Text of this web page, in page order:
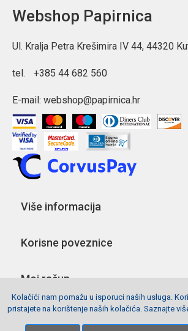
Webshop Papirnica
Ul. Kralja Petra Krešimira IV 44, 44320
tel. +385 44 682 560
E-mail: webshop@papirnica.hr
Više informacija
Korisne poveznice
Moj račun
Pratite nas
Kolačići nam pomažu u isporuci naših usluga.
pristajete na korištenje naših kolačića. Saznajte